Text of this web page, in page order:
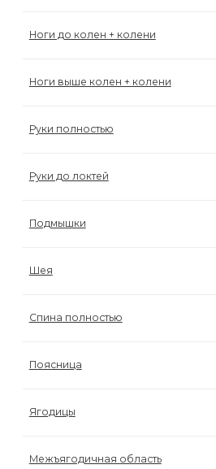
Ноги до колен + колени
Ноги выше колен + колени
Руки полностью
Руки до локтей
Подмышки
Шея
Спина полностью
Поясница
Ягодицы
Межъягодичная область